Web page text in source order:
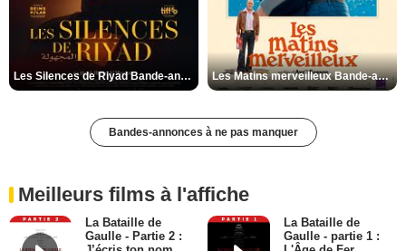
Les Silences de Riyad Bande-annonce VO STFR Les Matins merveilleux Bande-annonce VF
Bandes-annonces à ne pas manquer
Meilleurs films à l'affiche
La Bataille de
Gaulle - Partie 2 :
La Bataille de
Gaulle - partie 1 :